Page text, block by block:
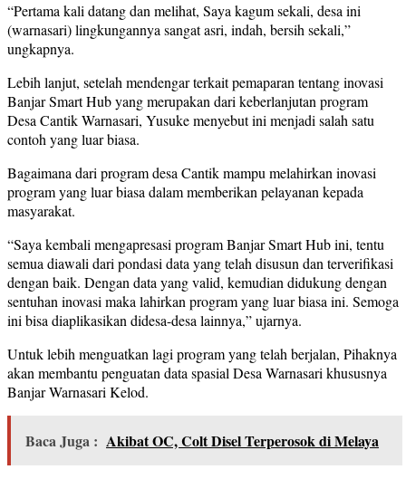
“Pertama kali datang dan melihat, Saya kagum sekali, desa ini
(warnasari) lingkungannya sangat asri, indah, bersih sekali,”
ungkapnya.
Lebih lanjut, setelah mendengar terkait pemaparan tentang inovasi
Banjar Smart Hub yang merupakan dari keberlanjutan program
Desa Cantik Warnasari, Yusuke menyebut ini menjadi salah satu
contoh yang luar biasa.
Bagaimana dari program desa Cantik mampu melahirkan inovasi
program yang luar biasa dalam memberikan pelayanan kepada
masyarakat.
“Saya kembali mengapresasi program Banjar Smart Hub ini, tentu
semua diawali dari pondasi data yang telah disusun dan terverifikasi
dengan baik. Dengan data yang valid, kemudian didukung dengan
sentuhan inovasi maka lahirkan program yang luar biasa ini. Semoga
ini bisa diaplikasikan didesa-desa lainnya,” ujarnya.
Untuk lebih menguatkan lagi program yang telah berjalan, Pihaknya
akan membantu penguatan data spasial Desa Warnasari khususnya
Banjar Warnasari Kelod.
Baca Juga : Akibat OC, Colt Disel Terperosok di Melaya